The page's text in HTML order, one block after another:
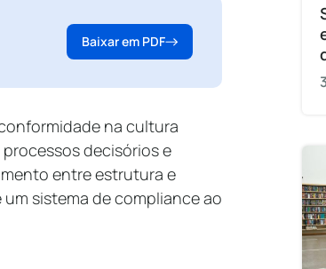
Baixar em PDF
na cultura
decisórios e
entre estrutura e
sistema de compliance ao